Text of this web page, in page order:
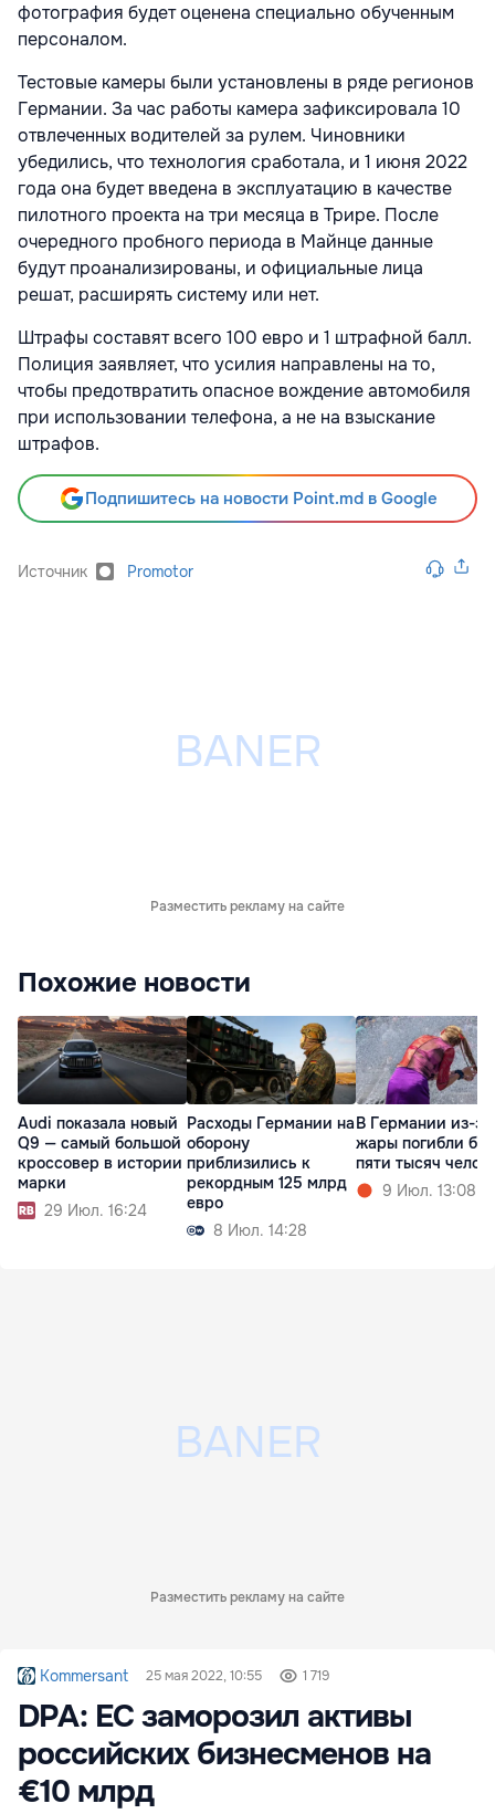
фотография будет оценена специально обученным
персоналом.
Тестовые камеры были установлены в ряде регионов
Германии. За час работы камера зафиксировала 10
отвлеченных водителей за рулем. Чиновники
убедились, что технология сработала, и 1 июня 2022
года она будет введена в эксплуатацию в качестве
пилотного проекта на три месяца в Трире. После
очередного пробного периода в Майнце данные
будут проанализированы, и официальные лица
решат, расширять систему или нет.
Штрафы составят всего 100 евро и 1 штрафной балл.
Полиция заявляет, что усилия направлены на то,
чтобы предотвратить опасное вождение автомобиля
при использовании телефона, а не на взыскание
штрафов.
Подпишитесь на новости Point.md в Google
Источник Promotor
Разместить рекламу на сайте
Похожие новости
Audi показала новый
Q9 — самый большой
кроссовер в истории
марки
29 Июл. 16:24
Расходы Германии на
оборону
приблизились к
рекордным 125 млрд
евро
8 Июл. 14:28
В Германии из-за
жары погибли
пяти тысяч
9 Июл. 13:08
Разместить рекламу на сайте
Kommersant 25 мая 2022, 10:55 1 719
DPA: ЕС заморозил активы
российских бизнесменов на
€10 млрд